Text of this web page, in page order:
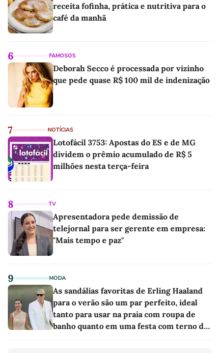
receita fofinha, prática e nutritiva para o
café da manhã
6 FAMOSOS
Deborah Secco é processada por vizinho
que pede quase R$ 100 mil de indenização
7 NOTÍCIAS
Lotofácil 3753: Apostas do ES e de MG
dividem o prêmio acumulado de R$ 5
milhões nesta terça-feira
8 TV
Apresentadora pede demissão de
telejornal para ser gerente em empresa:
"Mais tempo e paz"
9 MODA
As sandálias favoritas de Erling Haaland
para o verão são um par perfeito, ideal
tanto para usar na praia com roupa de
banho quanto em uma festa com terno de